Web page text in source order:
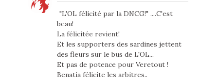
"L'OL félicité par la DNCG!" ....C'est
beau!
La félicitée revient!
Et les supporters des sardines jettent
des fleurs sur le bus de L'OL...
Et pas de potence pour Veretout !
Benatia félicite les arbitres..